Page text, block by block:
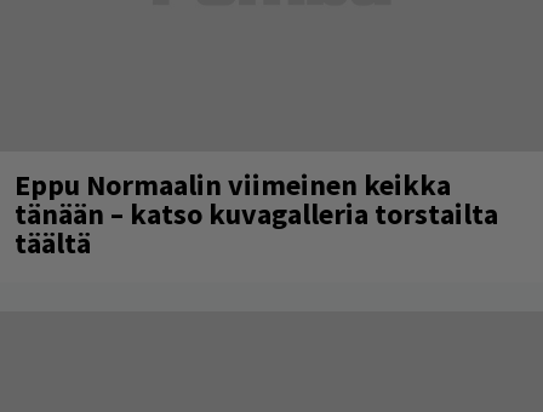
Eppu Normaalin viimeinen keikka
tänään – katso kuvagalleria torstailta
täältä